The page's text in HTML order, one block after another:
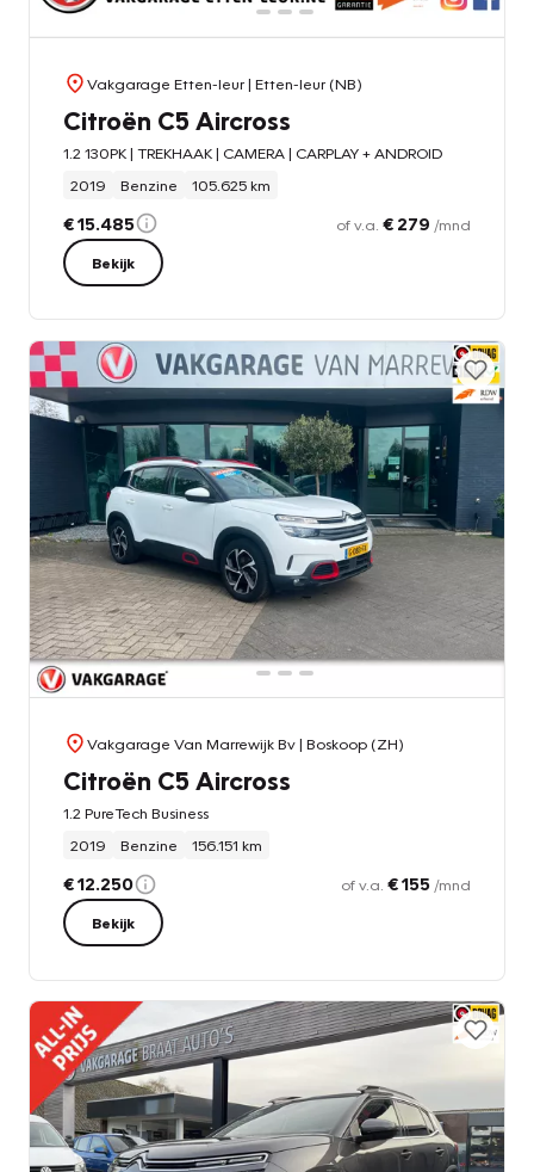
Vakgarage Etten-leur| Etten-leur (NB)
Citroën C5 Aircross
1.2 130PK | TREKHAAK | CAMERA | CARPLAY + ANDROID
2019
Benzine 105.625 km
€ 15.485 of v.a. € 279 /mnd
Bekijk
Vakgarage Van Marrewijk Bv| Boskoop (ZH)
Citroën C5 Aircross
1.2 PureTech Business
2019
Benzine 156.151 km
€ 12.250 of v.a. € 155 /mnd
Bekijk